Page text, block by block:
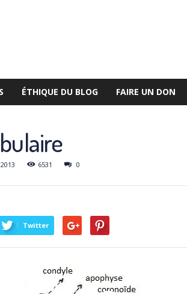
ÉTHIQUE DU BLOG FAIRE UN DON
6531 0
Twitter